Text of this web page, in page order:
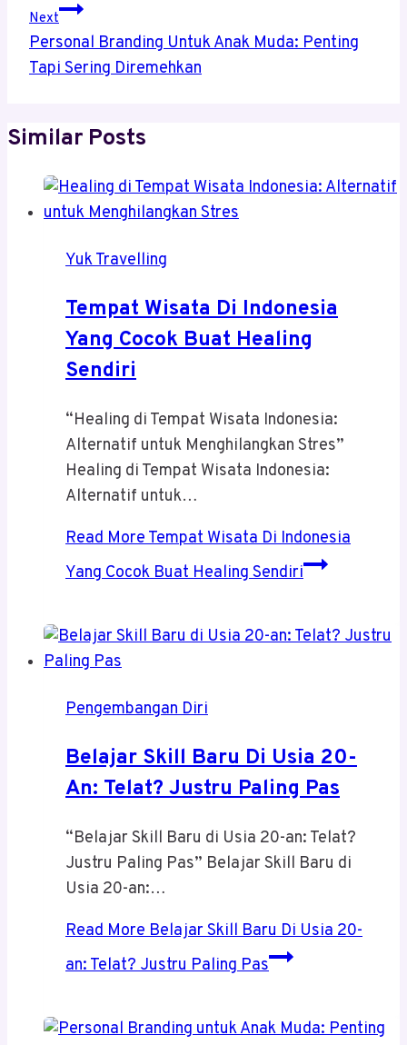
Next
Personal Branding Untuk Anak Muda: Penting
Tapi Sering Diremehkan
Similar Posts
Yuk Travelling
Tempat Wisata Di Indonesia
Yang Cocok Buat Healing
Sendiri
“Healing di Tempat Wisata Indonesia:
Alternatif untuk Menghilangkan Stres”
Healing di Tempat Wisata Indonesia:
Alternatif untuk…
Read MoreTempat Wisata Di Indonesia
Yang Cocok Buat Healing Sendiri
Pengembangan Diri
Belajar Skill Baru Di Usia 20-
An: Telat? Justru Paling Pas
“Belajar Skill Baru di Usia 20-an: Telat?
Justru Paling Pas” Belajar Skill Baru di
Usia 20-an:…
Read MoreBelajar Skill Baru Di Usia 20-
an: Telat? Justru Paling Pas